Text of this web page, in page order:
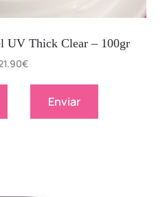
UV Thick Clear – 100gr
€
Enviar